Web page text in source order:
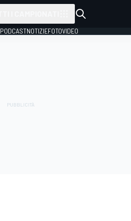
PODCASTNOTIZIEFOTOVIDEO